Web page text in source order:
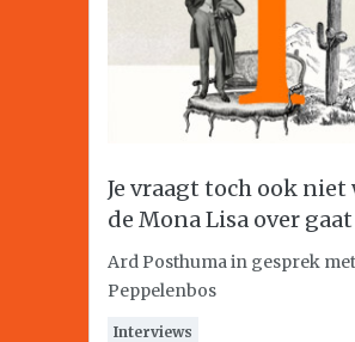
Je vraagt toch ook niet
de Mona Lisa over gaat
Ard Posthuma in gesprek
Peppelenbos
Interviews